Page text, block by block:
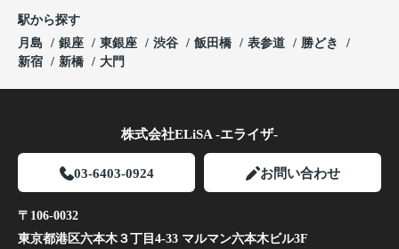
駅から探す
月島
銀座 東銀座 渋谷 飯田橋 表参道
勝どき
新宿
新橋 大門
株式会社ELiSA -エライザ-
03-6403-0924 お問い合わせ
〒106-0032
東京都港区六本木３丁目4-33 マルマン六本木ビル3F